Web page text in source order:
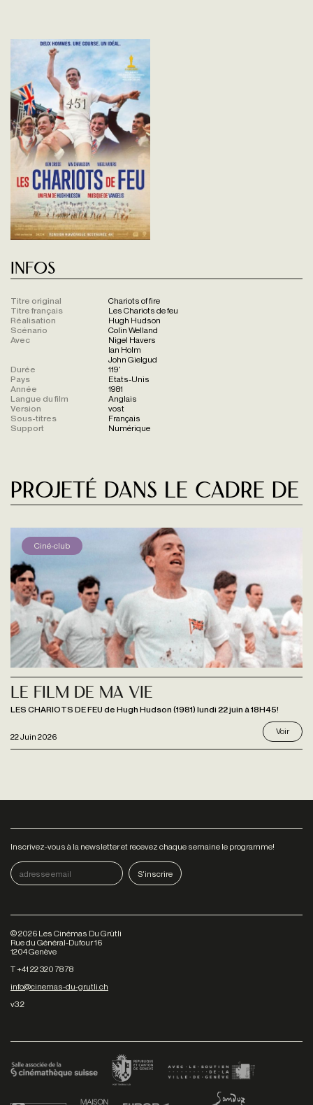
Infos
Titre original
Chariots of fire
Titre français
Les Chariots de feu
Réalisation
Hugh Hudson
Scénario
Colin Welland
Avec
Nigel Havers
Ian Holm
John Gielgud
Durée
119'
Pays
Etats-Unis
Année
1981
Langue du film
Anglais
Version
vost
Sous-titres
Français
Support
Numérique
Projeté dans le cadre de
Ciné-club
22 Juin 2026
Le Film de ma vie
LES CHARIOTS DE FEU de Hugh Hudson (1981) lundi 22 juin à 18H45!
Voir
Inscrivez-vous à la newsletter et recevez chaque semaine le programme!
©2026 Les Cinémas Du Grütli
Rue du Général-Dufour 16
1204 Genève
T +41 22 320 78 78
info@cinemas-du-grutli.ch
v3.2